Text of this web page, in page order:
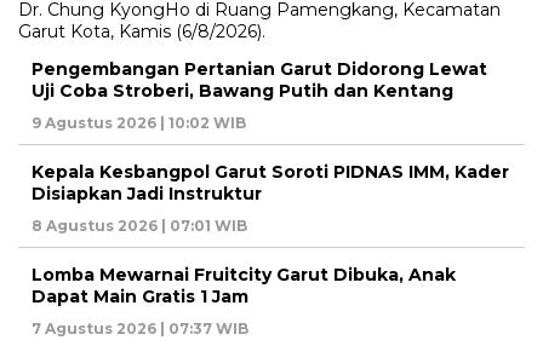
Pengembangan Pertanian Garut Didorong Lewat
Uji Coba Stroberi, Bawang Putih dan Kentang
9 Agustus 2026 | 10:02 WIB
Kepala Kesbangpol Garut Soroti PIDNAS IMM, Kader
Disiapkan Jadi Instruktur
8 Agustus 2026 | 07:01 WIB
Lomba Mewarnai Fruitcity Garut Dibuka, Anak
Dapat Main Gratis 1 Jam
7 Agustus 2026 | 07:37 WIB